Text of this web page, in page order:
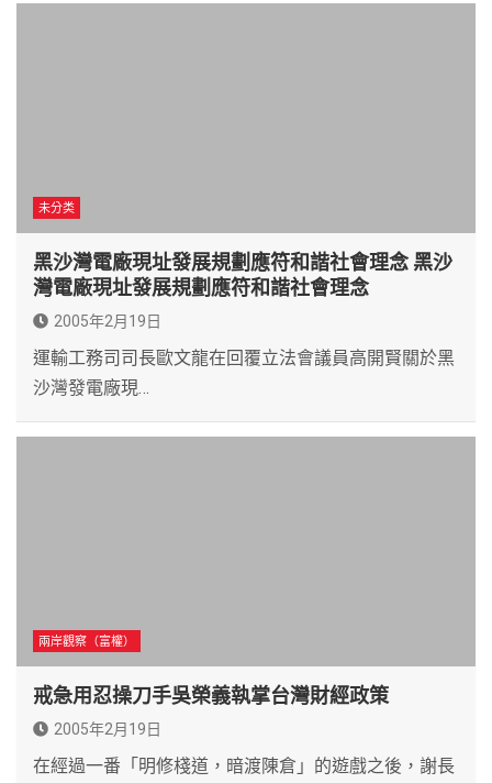
未分类
黑沙灣電廠現址發展規劃應符和諧社會理念 黑沙
灣電廠現址發展規劃應符和諧社會理念
2005年2月19日
運輸工務司司長歐文龍在回覆立法會議員高開賢關於黑
沙灣發電廠現…
兩岸觀察（富權）
戒急用忍操刀手吳榮義執掌台灣財經政策
2005年2月19日
在經過一番「明修棧道，暗渡陳倉」的遊戲之後，謝長